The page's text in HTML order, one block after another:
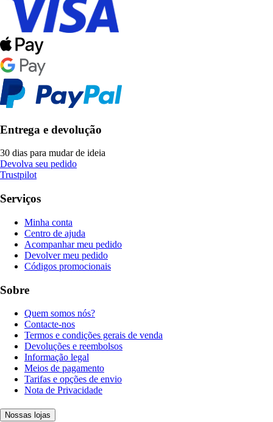
Entrega e devolução
30 dias para mudar de ideia
Devolva seu pedido
Trustpilot
Serviços
Minha conta
Centro de ajuda
Acompanhar meu pedido
Devolver meu pedido
Códigos promocionais
Sobre
Quem somos nós?
Contacte-nos
Termos e condições gerais de venda
Devoluções e reembolsos
Informação legal
Meios de pagamento
Tarifas e opções de envio
Nota de Privacidade
Nossas lojas